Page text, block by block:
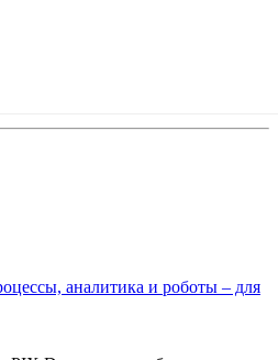
аналитика и роботы – для